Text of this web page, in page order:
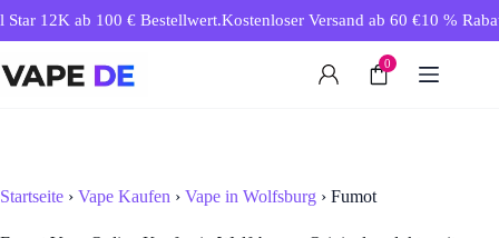
Inhalt12K ab 100 € Bestellwert.Kostenloser Versand ab 60 € 10 %
0
Startseite › Vape Kaufen › Vape in Wolfsburg › Fumot